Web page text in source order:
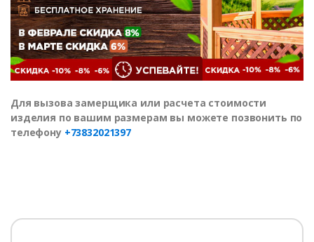
Для вызова замерщика или расчета стоимости
изделия по вашим размерам вы можете позвонить по
телефону +73832021397